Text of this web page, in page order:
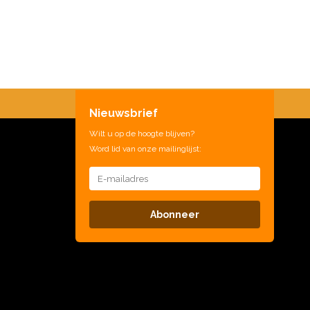
Nieuwsbrief
Wilt u op de hoogte blijven?
Word lid van onze mailinglijst:
Abonneer